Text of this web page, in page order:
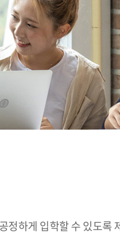
하게 입학할 수 있도